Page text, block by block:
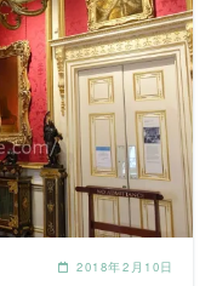
2018年2月10日